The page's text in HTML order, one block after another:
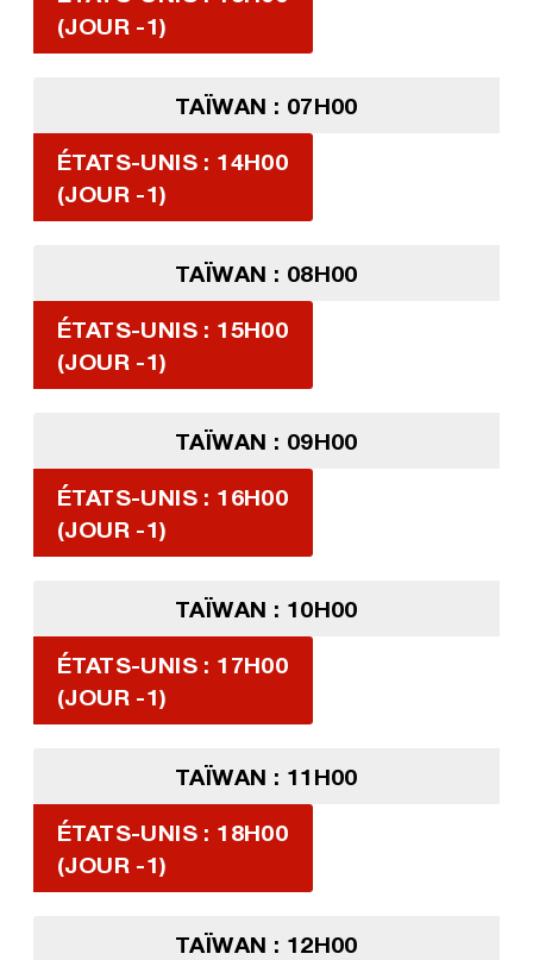
(JOUR -1)
TAÏWAN : 07H00
ÉTATS-UNIS : 14H00
(JOUR -1)
TAÏWAN : 08H00
ÉTATS-UNIS : 15H00
(JOUR -1)
TAÏWAN : 09H00
ÉTATS-UNIS : 16H00
(JOUR -1)
TAÏWAN : 10H00
ÉTATS-UNIS : 17H00
(JOUR -1)
TAÏWAN : 11H00
ÉTATS-UNIS : 18H00
(JOUR -1)
TAÏWAN : 12H00